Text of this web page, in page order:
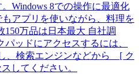
Windows 8での操作に最適化
アプリを使いながら、料理を
万品は日本最大 自社調
ッドにアクセスするには、
、検索エンジンなどから [ ク
してください。